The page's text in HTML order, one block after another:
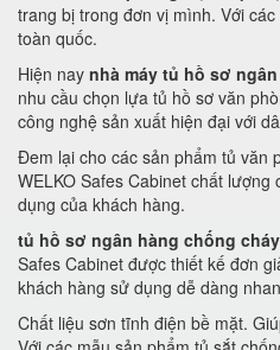
trang bị trong đơn vị mình. Với
toàn quốc.
Hiện nay nhà máy tủ hồ sơ
nhu cầu chọn lựa tủ hồ sơ văn
công nghệ sản xuất hiện đại với
Đem lại cho các sản phẩm tủ văn
WELKO Safes Cabinet chất
dụng của khách hàng.
tủ hồ sơ ngân hàng chống cháy
Safes Cabinet được thiết kế đơn
khách hàng sử dụng dễ dàng
Chất liệu sơn tĩnh điện bề mặt.